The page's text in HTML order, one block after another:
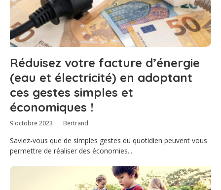
Réduisez votre facture d’énergie
(eau et électricité) en adoptant
ces gestes simples et
économiques !
9 octobre 2023 Bertrand
Saviez-vous que de simples gestes du quotidien peuvent vous
permettre de réaliser des économies...